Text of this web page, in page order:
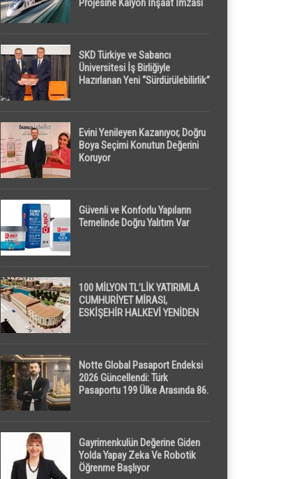
Projesine Kalyon İnşaat İmzası
SKD Türkiye ve Sabancı
Üniversitesi İş Birliğiyle
Hazırlanan Yeni “Sürdürülebilirlik”
Evini Yenileyen Kazanıyor, Doğru
Boya Seçimi Konutun Değerini
Koruyor
Güvenli ve Konforlu Yapıların
Temelinde Doğru Yalıtım Var
100 MİLYON TL’LİK YATIRIMLA
CUMHURİYET MİRASI,
ESKİŞEHİR HALKEVİ YENİDEN
Notte Global Pasaport Endeksi
2026 Güncellendi: Türk
Pasaportu 199 Ülke Arasında 86.
Gayrimenkulün Değerine Giden
Yolda Yapay Zeka Ve Robotik
Öğrenme Başlıyor